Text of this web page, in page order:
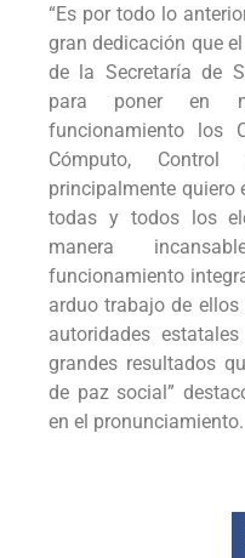
“Es por todo lo
gran dedicación que
de la Secretaría de
para poner en
funcionamiento los
Cómputo,
principalmente quiero
todas y todos los
manera
funcionamiento
arduo trabajo de
autoridades
grandes resultados
de paz social”
en el pronunciamiento.